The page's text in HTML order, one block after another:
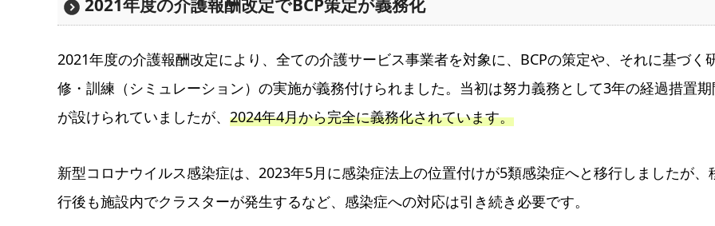
2021年度の介護報酬改定でBCP策定が義務化
2021年度の介護報酬改定により、全ての介護サービス事業者を対象に、BCPの策定や、それに基づく
修・訓練（シミュレーション）の実施が義務付けられました。当初は努力義務として3年の経過措置期
が設けられていましたが、 2024年4月から完全に義務化されています。
新型コロナウイルス感染症は、2023年5月に感染症法上の位置付けが5類感染症へと移行しましたが、
行後も施設内でクラスターが発生するなど、感染症への対応は引き続き必要です。